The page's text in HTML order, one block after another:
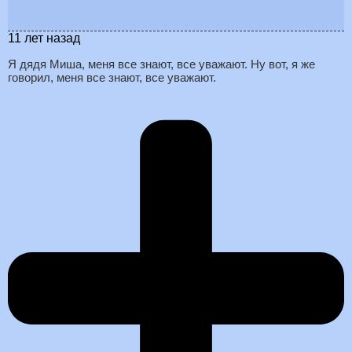
11 лет назад
Я дядя Миша, меня все знают, все уважают. Ну вот, я же
говорил, меня все знают, все уважают.